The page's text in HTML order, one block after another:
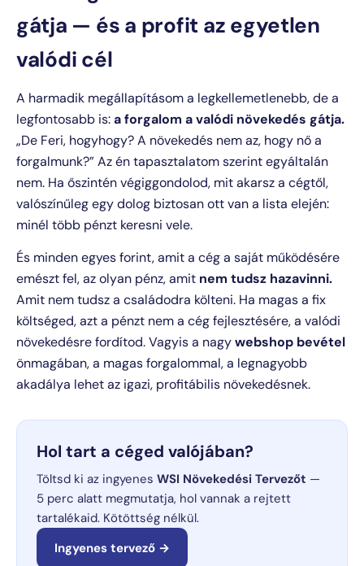
gátja — és a profit az egyetlen
valódi cél
A harmadik megállapításom a legkellemetlenebb, de a
legfontosabb is:a forgalom a valódi növekedés gátja.
„De Feri, hogyhogy? A növekedés nem az, hogy nő a
forgalmunk?” Az én tapasztalatom szerint egyáltalán
nem. Ha őszintén végiggondolod, mit akarsz a cégtől,
valószínűleg egy dolog biztosan ott van a lista elején:
minél több pénzt keresni vele.
És minden egyes forint, amit a cég a saját működésére
emészt fel, az olyan pénz, amit nem tudsz hazavinni.
Amit nem tudsz a családodra költeni. Ha magas a fix
költséged, azt a pénzt nem a cég fejlesztésére, a valódi
növekedésre fordítod. Vagyis a nagywebshop bevétel
önmagában, a magas forgalommal, a legnagyobb
akadálya lehet az igazi, profitábilis növekedésnek.
Hol tart a céged valójában?
Töltsd ki az ingyenes WSI Növekedési Tervezőt —
5 perc alatt megmutatja, hol vannak a rejtett
tartalékaid. Kötöttség nélkül.
Ingyenes tervező →